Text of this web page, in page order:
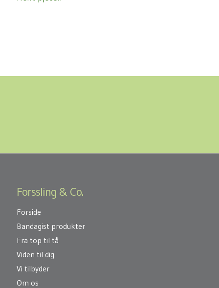
Forssling & Co.
Forside
Bandagist produkter
Fra top til tå
Viden til dig
Vi tilbyder
Om os